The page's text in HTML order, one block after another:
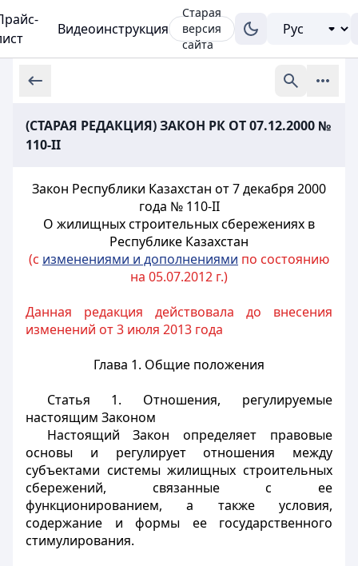
Видеоинструкция
Старая
версия
сайта
(СТАРАЯ РЕДАКЦИЯ) ЗАКОН РК ОТ 07.12.2000 №
110-II
Закон Республики Казахстан от 7 декабря 2000
года № 110-II
О жилищных строительных сбережениях в
Республике Казахстан
(с изменениями и дополнениями по состоянию
на 05.07.2012 г.)
Данная редакция действовала до внесения
изменений от 3 июля 2013 года
Глава 1. Общие положения
Статья 1. Отношения, регулируемые
настоящим Законом
Настоящий Закон определяет правовые
основы и регулирует отношения между
субъектами системы жилищных строительных
сбережений, связанные с ее
функционированием, а также условия,
содержание и формы ее государственного
стимулирования.